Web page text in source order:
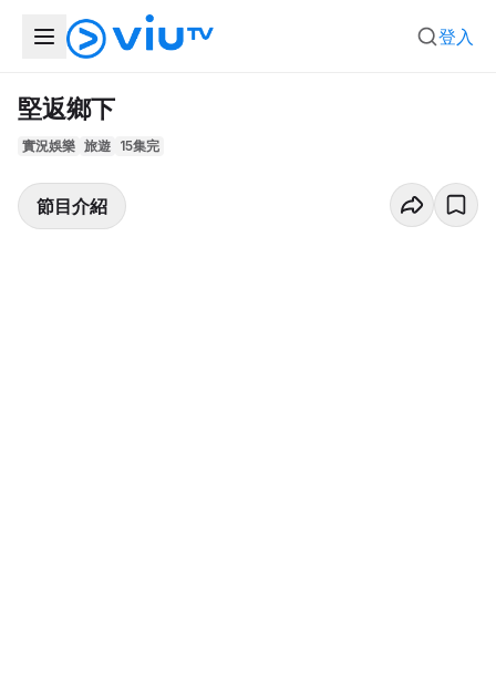
登入
堅返鄉下
實況娛樂 旅遊 15集完
節目介紹